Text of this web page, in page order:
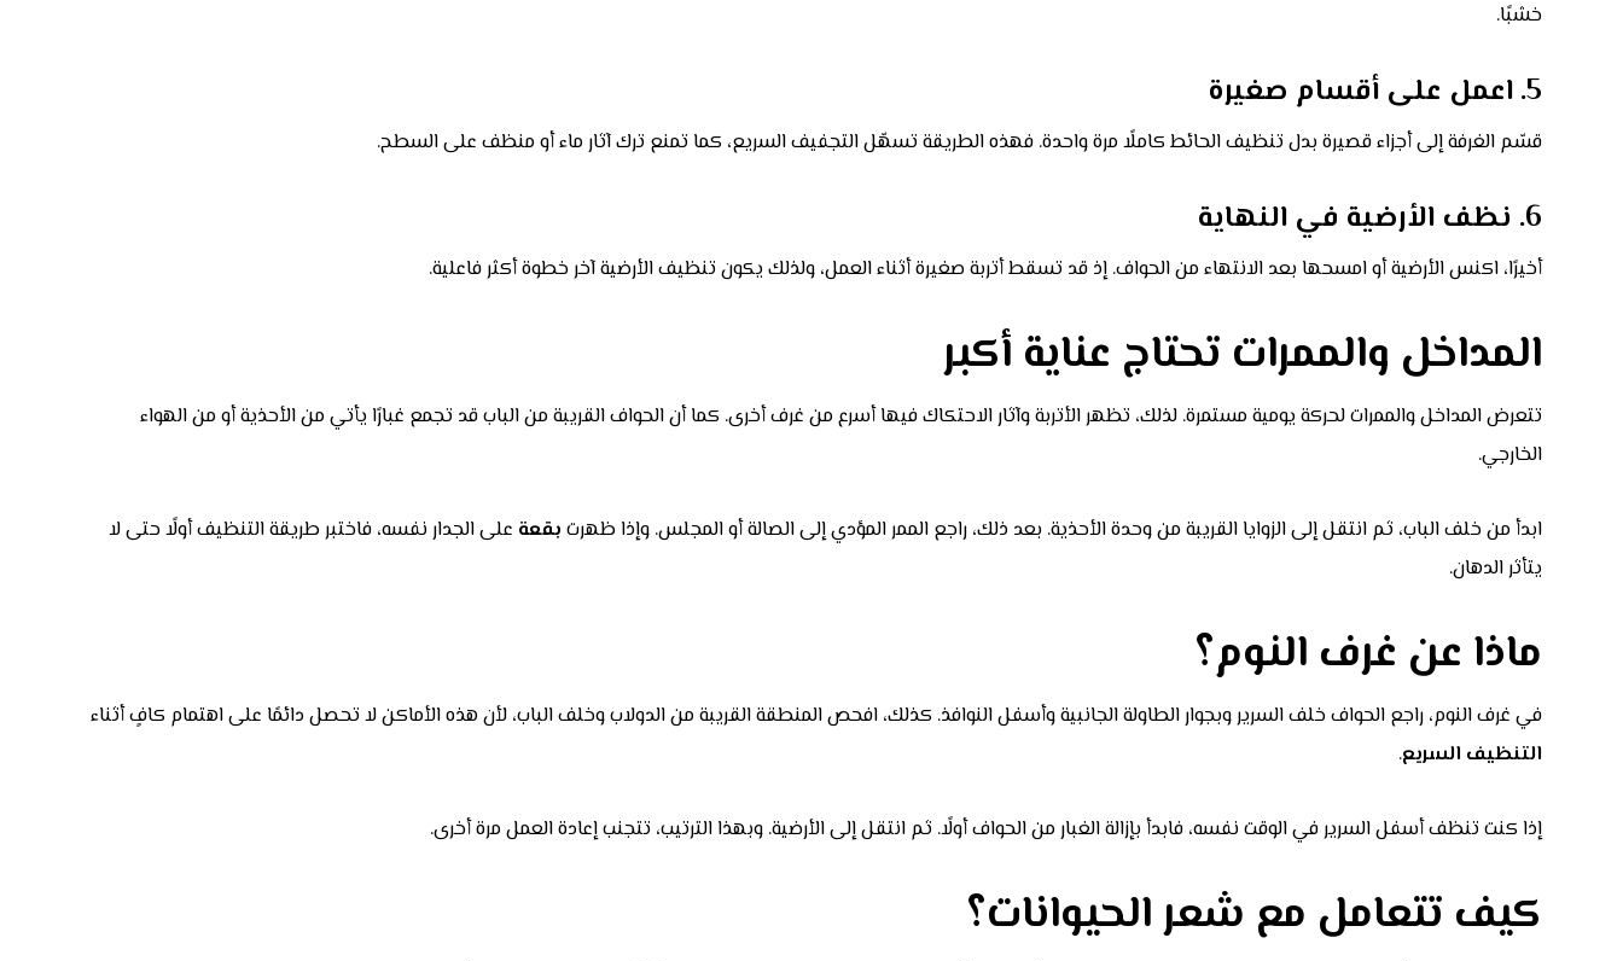
خشبًا.
5. اعمل على أقسام صغيرة
قسّم الغرفة إلى أجزاء قصيرة بدل تنظيف الحائط كاملًا مرة واحدة. فهذه الطريقة تسهّل التجفيف السريع، كما تمنع ترك آثار ماء أو منظف على السطح.
6. نظف الأرضية في النهاية
أخيرًا، اكنس الأرضية أو امسحها بعد الانتهاء من الحواف. إذ قد تسقط أتربة صغيرة أثناء العمل، ولذلك يكون تنظيف الأرضية آخر خطوة أكثر فاعلية.
المداخل والممرات تحتاج عناية أكبر
تتعرض المداخل والممرات لحركة يومية مستمرة. لذلك، تظهر الأتربة وآثار الاحتكاك فيها أسرع من غرف أخرى. كما أن الحواف القريبة من الباب قد تجمع غبارًا يأتي من الأحذية أو من الهواء
الخارجي.
ابدأ من خلف الباب، ثم انتقل إلى الزوايا القريبة من وحدة الأحذية. بعد ذلك، راجع الممر المؤدي إلى الصالة أو المجلس. وإذا ظهرت بقعة على الجدار نفسه، فاختبر طريقة التنظيف أولًا حتى لا
يتأثر الدهان.
ماذا عن غرف النوم؟
في غرف النوم، راجع الحواف خلف السرير وبجوار الطاولة الجانبية وأسفل النوافذ. كذلك، افحص المنطقة القريبة من الدولاب وخلف الباب، لأن هذه الأماكن لا تحصل دائمًا على اهتمام كافٍ أثناء
التنظيف السريع.
إذا كنت تنظف أسفل السرير في الوقت نفسه، فابدأ بإزالة الغبار من الحواف أولًا. ثم انتقل إلى الأرضية. وبهذا الترتيب، تتجنب إعادة العمل مرة أخرى.
كيف تتعامل مع شعر الحيوانات؟